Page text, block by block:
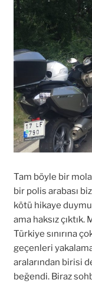
Tam böyle bir
bir polis arabası
kötü hikaye
ama haksız
Türkiye sınırına
geçenleri
aralarından birisi
beğendi. Biraz